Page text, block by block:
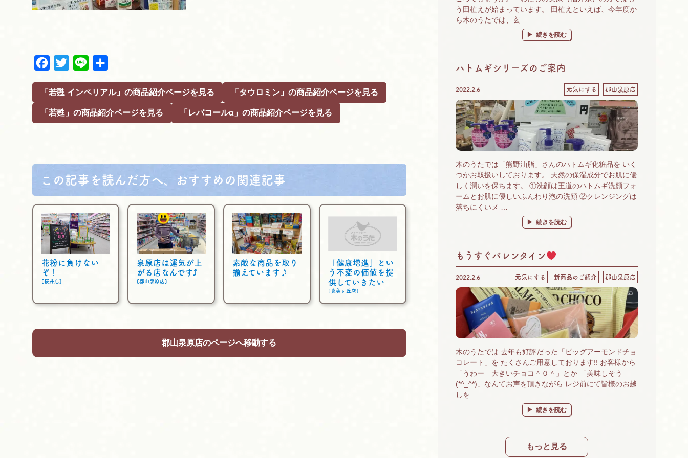
e
b
o
w
e
「若甦 インペリアル」の商品紹介ページを見る 「タウロミン」の商品紹介ページを見る
「若甦」の商品紹介ページを見る 「レバコールα」の商品紹介ページを見る
この記事を読んだ方へ、おすすめの関連記事
花粉に負けない
ぞ！
[桜井店]
泉原店は運気が上
がる店なんです⤴
[郡山泉原店]
素敵な商品を取り
揃えています♪
「健康増進」とい
う不変の価値を提
供していきたい
[真美ヶ丘店]
郡山泉原店のページへ移動する
う田植えが始まっています。 田植えといえば、今年度か
ら木のうたでは、玄 …
“店頭精米 始めました♪” の
続きを読む
ハトムギシリーズのご案内
2022.2.6 元気にする 郡山泉原店
木のうたでは「熊野油脂」さんのハトムギ化粧品を いく
つかお取扱いしております。 天然の保湿成分でお肌に優
しく潤いを保ちます。 ①洗顔は王道のハトムギ洗顔フォ
ームとお肌に優しいふんわり泡の洗顔 ②クレンジングは
落ちにくいメ …
“ハトムギシリーズのご案内” の
続きを読む
もうすぐバレンタイン
2022.2.6 元気にする 新商品のご紹介 郡山泉原店
木のうたでは 去年も好評だった「ビッグアーモンドチョ
コレート」を たくさんご用意しております!! お客様から
「うわー 大きいチョコ＾０＾」とか 「美味しそう
(*^_^*)」なんてお声を頂きながら レジ前にて皆様のお越
しを …
“もうすぐバレンタイン
続きを読む
もっと見る